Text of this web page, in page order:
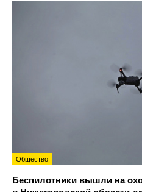
Общество
Беспилотники вышли на